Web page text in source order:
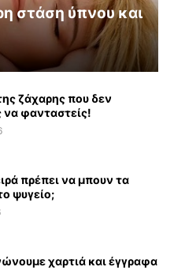
στάση ύπνου και
ζάχαρης που δεν
να φανταστείς!
πρέπει να μπουν τα
ψυγείο;
χαρτιά και έγγραφα